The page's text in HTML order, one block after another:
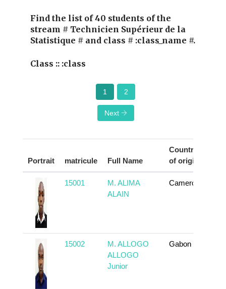
Find the list of 40 students of the
stream # Technicien Supérieur de la
Statistique # and class # :class_name #.
Class :: :class
1 2
Next
Portrait matricule Full Name
Country
of origin
15001
M. ALIMA
ALAIN
Cameroun
15002
M. ALLOGO
ALLOGO
Junior
Gabon